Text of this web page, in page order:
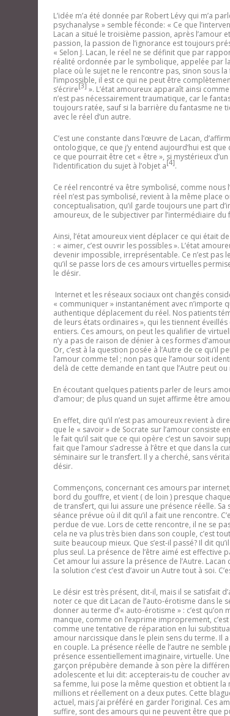
L’idée m’a été donnée par Robert Lévy qui m’a
psychanalyse » semble féconde: « Ce que
Lacan a situé le troisième passion, après l’amour
passion, la passion de l’ignorance est toujours
« Selon J. Lacan, le réel ne se définit que par
réalité ordonnée par le symbolique, appelée par
place où le sujet ne le rencontre pas, sinon sous
l’impossible, il est ce qui ne peut être
s’écrire[3] ». L’état amoureux apparaît ainsi
n’est pas nécessairement traumatique, car le
toujours ratée, sauf si la barrière du fantasme ne
avec le réel d’un autre.
C’est une constante dans l’œuvre de Lacan, d’
ontologique, ce que j’y entend aujourd’hui est
ce que pourrait être cet « être », si mystérieux
l’identification du sujet à l’objet a[4].
Ce réel rencontré va être symbolisé, comme nous
réel n’est pas symbolisé, revient à la même place
conceptualisation, qu’il garde toujours une part
amoureux, de le subjectiver par l’intermédiaire
Ainsi, l’état amoureux vient déplacer ce qui était
: « aimer, c’est ouvrir les possibles ». L’état
devenir impossible, irreprésentable. Ce n’est pas
qu’il se passe lors de ces amours virtuelles
le désir.
Internet et les réseaux sociaux ont changés
« communiquer » instantanément avec n’importe
authentique déplacement du réel. Nos patients
de leurs états ordinaires », qui les tiennent
entiers. Ces amours, on peut les qualifier de
n’y a pas de raison de dénier à ces formes
Or, c’est à la question posée à l’Autre de ce qu’il
l’amour comme tel ; non pas que l’amour soit
delà de cette demande en tant que l’Autre peut
En écoutant quelques patients parler de leurs
d’amour; de plus quand un sujet affirme être
En effet, dire qu’il n’est pas amoureux revient à
que le « savoir» de Socrate sur l’amour consiste
le fait qu’il sait que ce qui opère c’est un savoir
fait que l’amour s’adresse à l’être et que dans la
séminaire sur le transfert. Il y a cherché, sans
désir.
Commençons, concernant ces amours par
bord du gouffre, et vient ( de loin ) presque
de transfert, qui lui assure une présence réelle.
séance prévue où il dit qu’il a fait une rencontre.
perdue de vue. Lors de cette rencontre, il ne se
cela ne va plus très bien dans son couple, c’est
suite beaucoup mieux. Que s’est-il passé? Il dit
plus seul. La présence de l’être aimé est effective
Cet amour lui assure la présence de l’Autre.
la solution c’est c’est d’avoir un Autre tout à soi. C’
Le désir est très présent, dit-il, mais il se satisfait
noter ce que dit Lacan de l’auto-érotisme dans le
donner au terme d’« auto-érotisme » : c’est
manque, comme on l’exprime improprement,
comme une tentative de réparation en lui
amour narcissique dans le plein sens du terme. Il
en couple. La présence réelle de l’autre ne
présence essentiellement imaginaire, virtuelle.
garçon prépubère demande à son père la
adolescente et lui dit: accepterais-tu de coucher
sa femme, lui pose la même question et obtient
millions et réellement on a deux putes. Cette
actuel, mais j’ai préféré en garder l’original. Ces
suffire, sont des amours qui ne peuvent être que